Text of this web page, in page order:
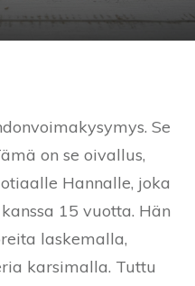
Se
on se oivallus,
Hannalle, joka
15 vuotta. Hän
laskemalla,
karsimalla. Tuttu